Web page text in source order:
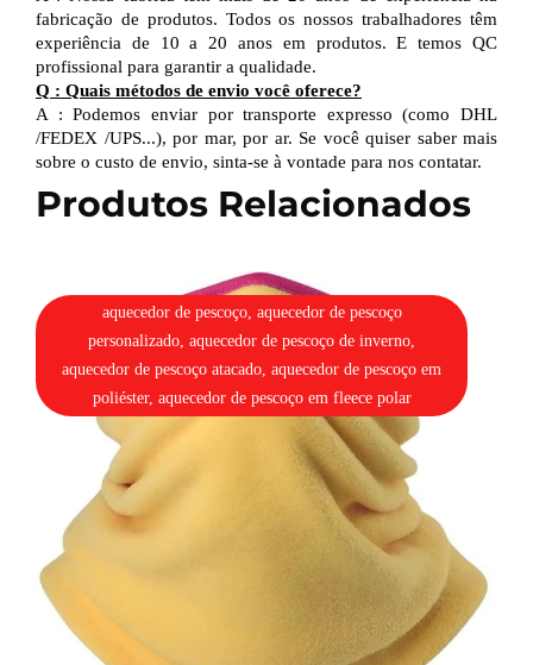
fabricação de produtos. Todos os nossos trabalhadores têm
experiência de 10 a 20 anos em produtos.Etemos QC
profissional para garantir a qualidade.
Q : Quais métodos de envio você oferece?
A :Podemos enviar por transporte expresso (como DHL
/FEDEX /UPS...), por mar, por ar. Se você quiser saber mais
sobre o custo de envio, sinta-se à vontade para nos contatar.
Produtos Relacionados
aquecedor de pescoço, aquecedor de pescoço
personalizado, aquecedor de pescoço de inverno,
aquecedor de pescoço atacado, aquecedor de pescoço em
poliéster, aquecedor de pescoço em fleece polar